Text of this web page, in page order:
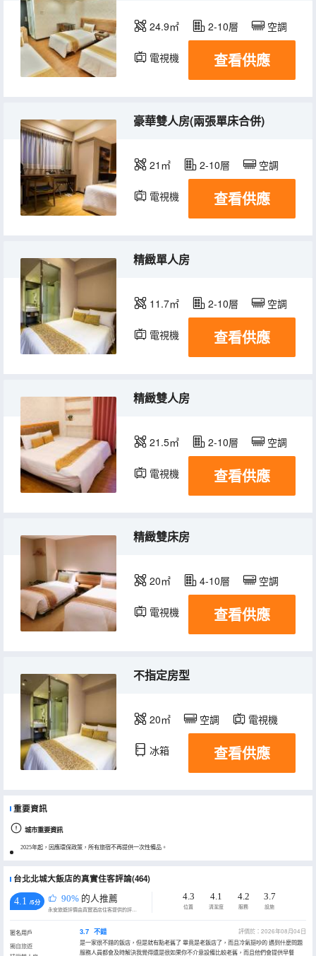
24.9㎡ 2-10層 空調
電視機 冰箱
查看供應
豪華雙人房(兩張單床合併)
21㎡ 2-10層 空調
電視機 冰箱
查看供應
精緻單人房
11.7㎡ 2-10層 空調
電視機 冰箱
查看供應
精緻雙人房
21.5㎡ 2-10層 空調
電視機 冰箱
查看供應
精緻雙床房
20㎡ 4-10層 空調
電視機 冰箱
查看供應
不指定房型
20㎡ 空調 電視機
冰箱 查看供應
重要資訊
城市重要資訊
2025年起，因應環保政策，所有旅宿不再提供一次性備品。
台北北城大飯店的真實住客評論(464)
4.1 /5分 90% 的人推薦
永安旅遊評價由真實酒店住客提供的評價。
4.3
位置
4.1
清潔度
4.2
服務
3.7
設施
匿名用戶
獨自旅遊
3.7 不錯
評價於：2026年08月04日
是一家很不錯的飯店，但是就有點老舊了 畢竟是老飯店了，而且冷氣挺吵的 遇到什麼問題
服務人員都會及時解決我覺得還是很如果你不介意設備比較老舊，而且他們會提供早餐